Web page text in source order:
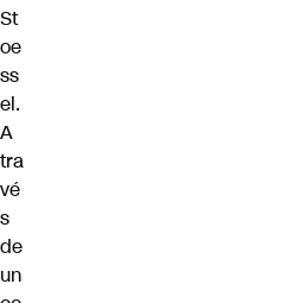
St
oe
ss
el.
A
tra
vé
s
de
un